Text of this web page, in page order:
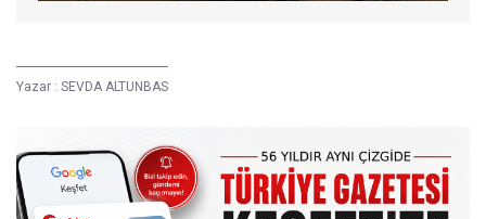
Yazar : SEVDA ALTUNBAS